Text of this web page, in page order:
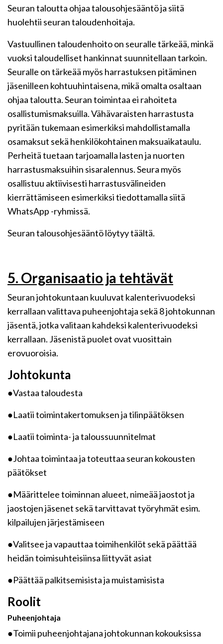
Seuran taloutta ohjaa talousohjesääntö ja siitä
huolehtii seuran taloudenhoitaja.
Vastuullinen taloudenhoito on seuralle tärkeää, minkä
vuoksi taloudelliset hankinnat suunnitellaan tarkoin.
Seuralle on tärkeää myös harrastuksen pitäminen
jäsenilleen kohtuuhintaisena, mikä omalta osaltaan
ohjaa taloutta. Seuran toimintaa ei rahoiteta
osallistumismaksuilla. Vähävaraisten harrastusta
pyritään tukemaan esimerkiksi mahdollistamalla
osamaksut sekä henkilökohtainen maksuaikataulu.
Perheitä tuetaan tarjoamalla lasten ja nuorten
harrastusmaksuihin sisaralennus. Seura myös
osallistuu aktiivisesti harrastusvälineiden
kierrättämiseen esimerkiksi tiedottamalla siitä
WhatsApp -ryhmissä.
Seuran talousohjesääntö löytyy täältä.
5. Organisaatio ja tehtävät
Seuran johtokuntaan kuuluvat kalenterivuodeksi
kerrallaan valittava puheenjohtaja sekä 8 johtokunnan
jäsentä, jotka valitaan kahdeksi kalenterivuodeksi
kerrallaan. Jäsenistä puolet ovat vuosittain
erovuoroisia.
Johtokunta
●Vastaa taloudesta
●Laatii toimintakertomuksen ja tilinpäätöksen
●Laatii toiminta- ja taloussuunnitelmat
●Johtaa toimintaa ja toteuttaa seuran kokousten
päätökset
●Määrittelee toiminnan alueet, nimeää jaostot ja
jaostojen jäsenet sekä tarvittavat työryhmät esim.
kilpailujen järjestämiseen
●Valitsee ja vapauttaa toimihenkilöt sekä päättää
heidän toimisuhteisiinsa liittyvät asiat
●Päättää palkitsemisista ja muistamisista
Roolit
Puheenjohtaja
●Toimii puheenjohtajana johtokunnan kokouksissa